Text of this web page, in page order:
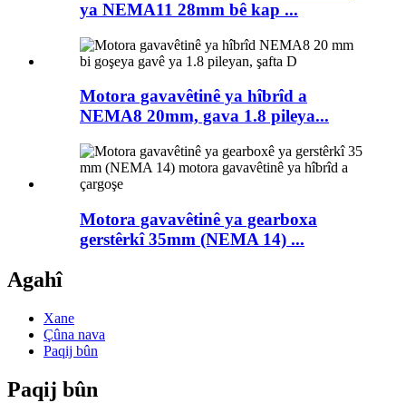
ya NEMA11 28mm bê kap ...
Motora gavavêtinê ya hîbrîd a
NEMA8 20mm, gava 1.8 pileya...
Motora gavavêtinê ya gearboxa
gerstêrkî 35mm (NEMA 14) ...
Agahî
Xane
Çûna nava
Paqij bûn
Paqij bûn